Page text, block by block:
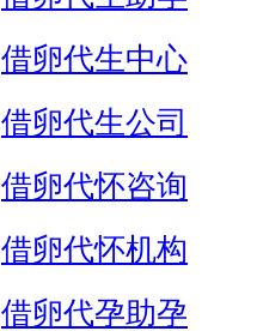
借卵代生中心
借卵代生公司
借卵代怀咨询
借卵代怀机构
借卵代孕助孕